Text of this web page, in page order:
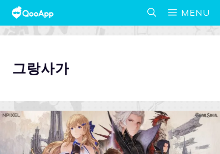
MENU
그랑사가